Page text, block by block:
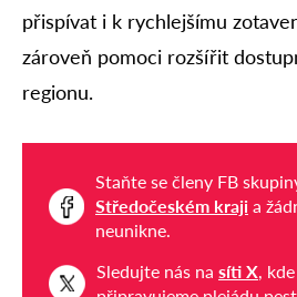
přispívat i k rychlejšímu
zároveň pomoci rozšířit
regionu.
Staňte se členy FB
Středočeském kraji a
neunikne.
Sledujte nás na síti X,